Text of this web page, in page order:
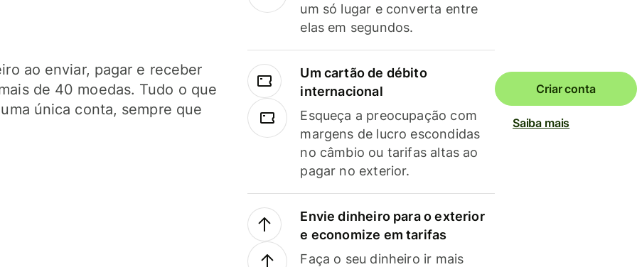
ao enviar, pagar e receber
de 40 moedas. Tudo o que
única conta, sempre que
um só lugar e converta entre
elas em segundos.
Um cartão de débito
internacional
Esqueça a preocupação com
margens de lucro escondidas
no câmbio ou tarifas altas ao
pagar no exterior.
Envie dinheiro para o exterior
e economize em tarifas
Faça o seu dinheiro ir mais
Criar conta
Saiba mais